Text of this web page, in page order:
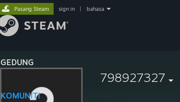
GEDUNG
KOMUNITI
Pasang Steam sign in bahasa
798927327